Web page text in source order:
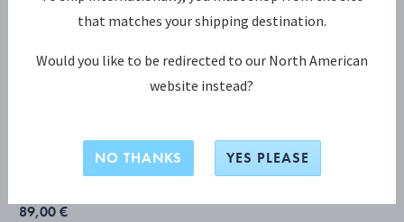
CHRISTMAS COLLECTIBLES KOLLEKTION
89,00 €
that matches your shipping destination.
Would you like to be redirected to our North American
website instead?
NO THANKS YES PLEASE